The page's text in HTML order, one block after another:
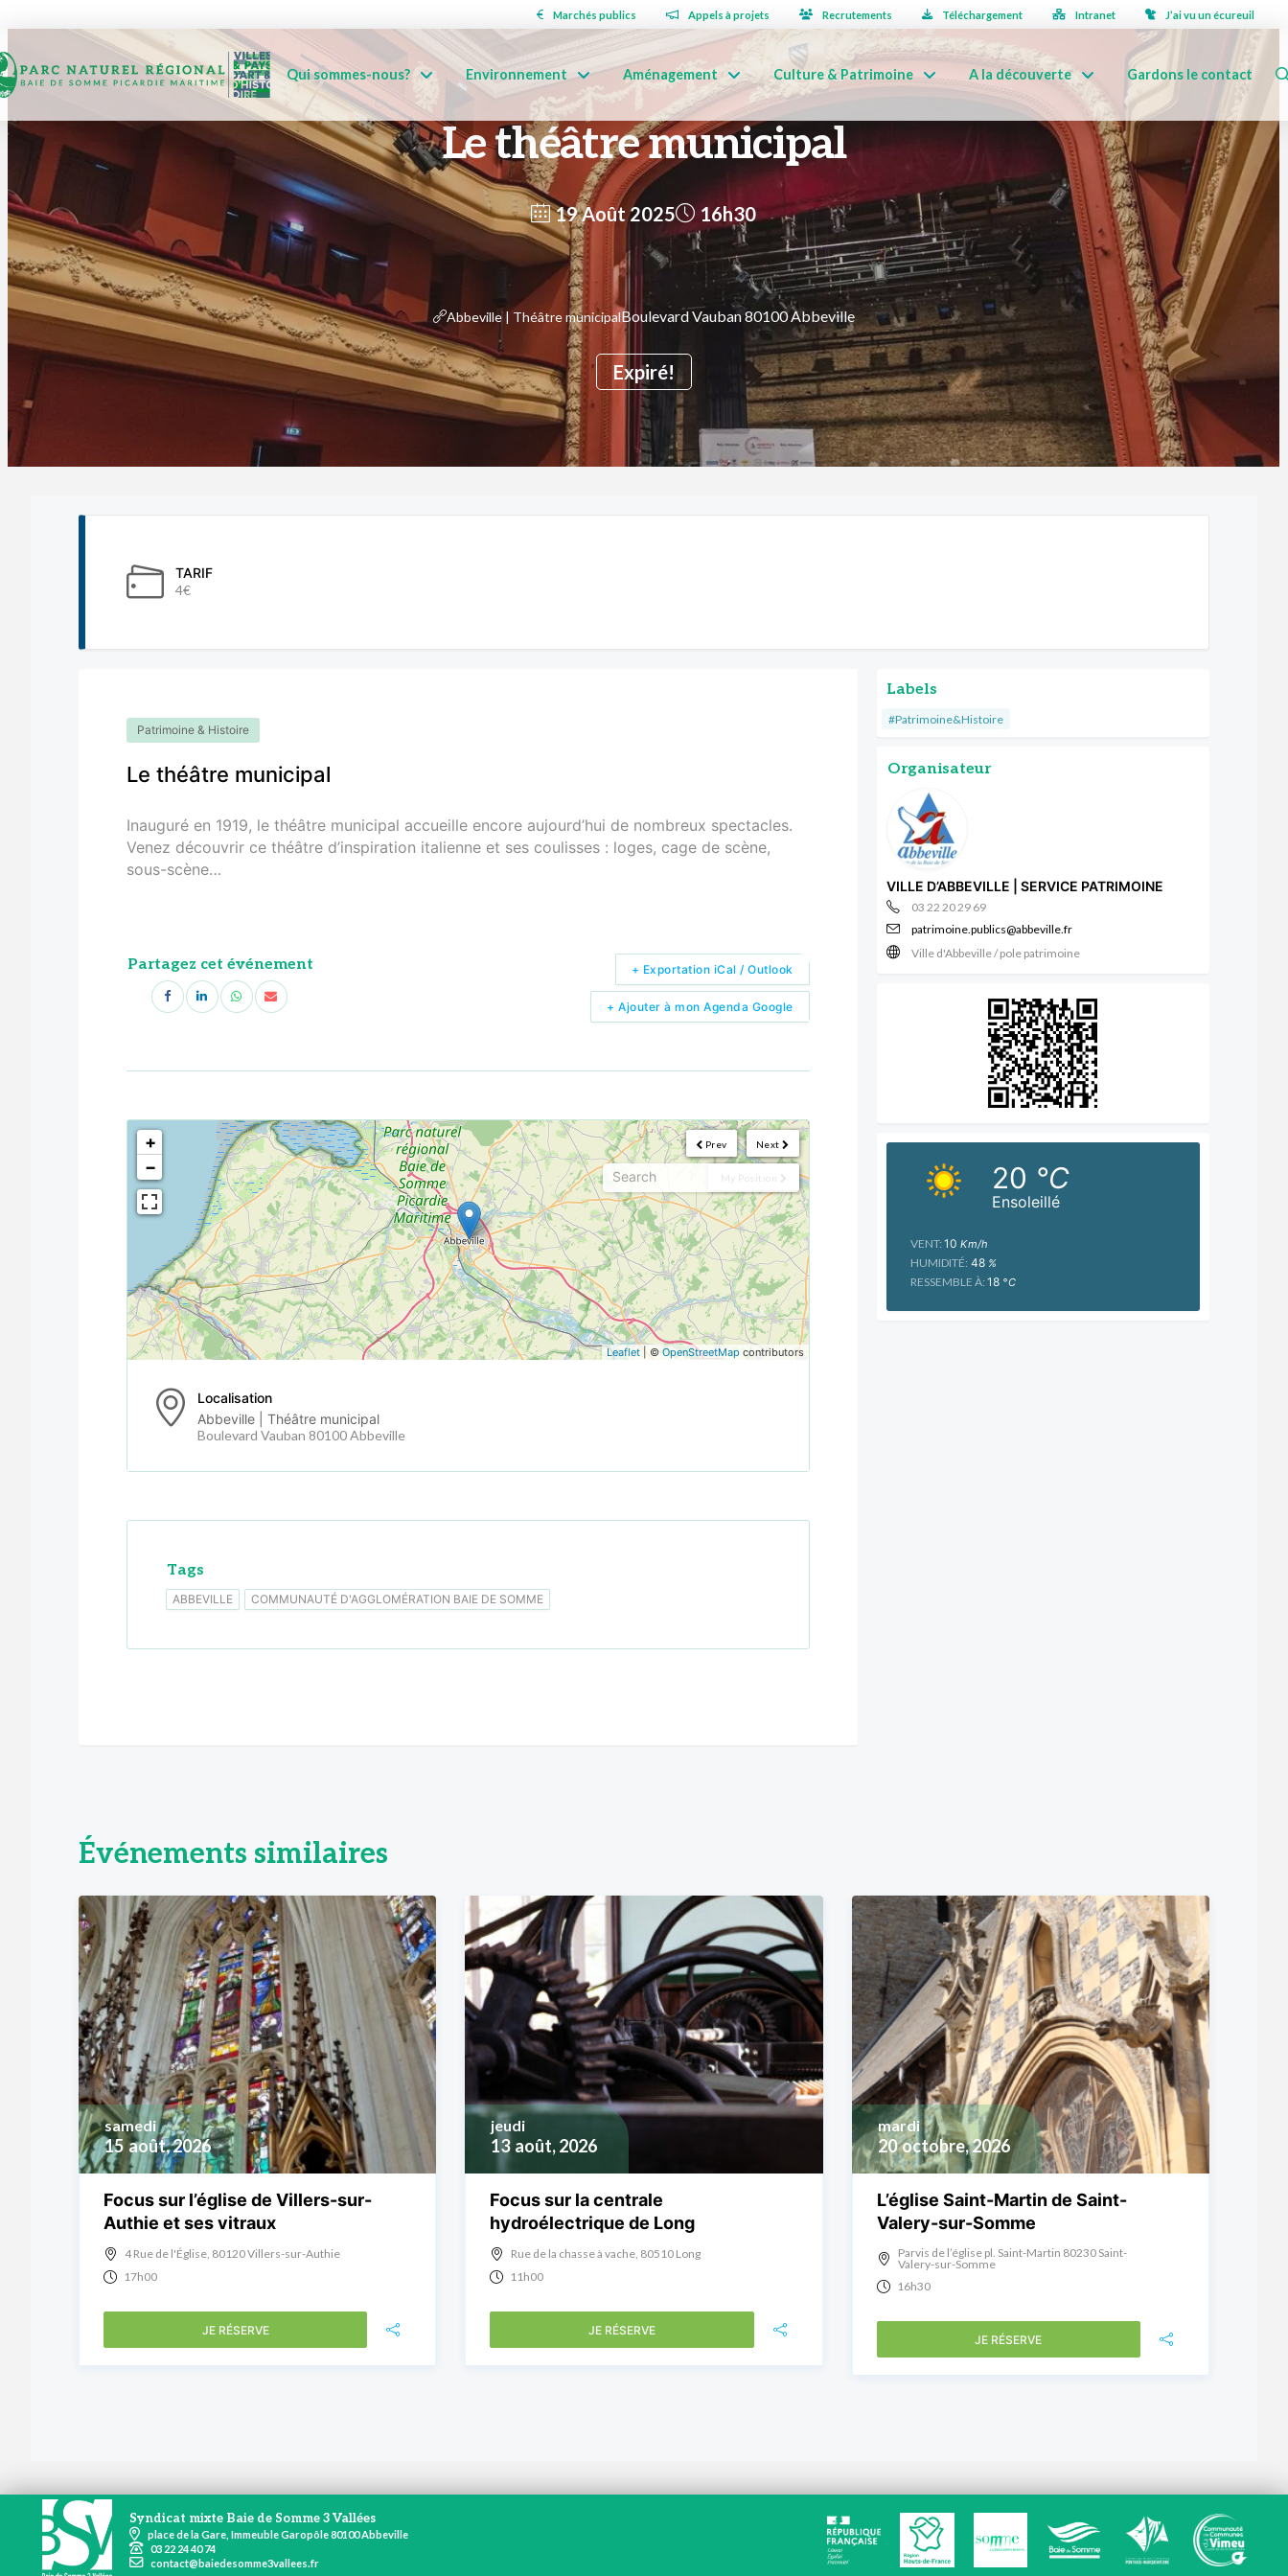
Marchés publics Appels à projets Recrutements Téléchargement Intranet J’ai vu un écureuil
Qui sommes-nous? Environnement Aménagement Culture & Patrimoine A la découverte Gardons le contact
Le théâtre municipal
19 Août 2025
Expiré!
16h30
Abbeville | Théâtre municipalBoulevard Vauban 80100 Abbeville
TARIF
4€
Patrimoine & Histoire
Le théâtre municipal
Inauguré en 1919, le théâtre municipal accueille encore aujourd’hui de nombreux spectacles.
Venez découvrir ce théâtre d’inspiration italienne et ses coulisses : loges, cage de scène,
sous-scène…
Partagez cet événement
+ Ajouter à mon Agenda Google
+ Exportation iCal / Outlook
Next
Prev
My Position
<!---->
+
−
Leaflet| © OpenStreetMap contributors
Localisation
Abbeville | Théâtre municipal
Boulevard Vauban 80100 Abbeville
Tags
ABBEVILLE COMMUNAUTÉ D'AGGLOMÉRATION BAIE DE SOMME
Labels
#Patrimoine&Histoire
Organisateur
VILLE D’ABBEVILLE | SERVICE PATRIMOINE
03 22 20 29 69
patrimoine.publics@abbeville.fr
Ville d'Abbeville / pole patrimoine
Ensoleillé
20 °C
VENT: 10 Km/h
HUMIDITÉ: 48%
RESSEMBLE À: 18°C
Événements similaires
15 août, 2026
samedi
Focus sur l’église de Villers-sur-
Authie et ses vitraux
4 Rue de l'Église, 80120 Villers-sur-Authie
17h00
JE RÉSERVE
13 août, 2026
jeudi
Focus sur la centrale
hydroélectrique de Long
Rue de la chasse à vache, 80510 Long
11h00
JE RÉSERVE
20 octobre, 2026
mardi
L’église Saint-Martin de Saint-
Valery-sur-Somme
Parvis de l’église pl. Saint-Martin 80230 Saint-
Valery-sur-Somme
16h30
JE RÉSERVE
Syndicat mixte Baie de Somme 3 Vallées
place de la Gare, Immeuble Garopôle 80100 Abbeville
03 22 24 40 74
contact@baiedesomme3vallees.fr